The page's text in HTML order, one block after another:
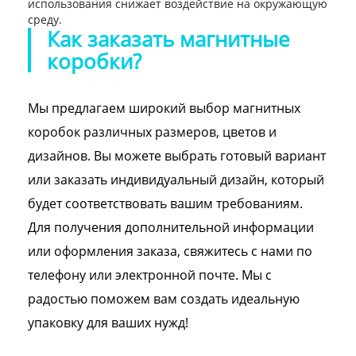
использования снижает воздействие на окружающую
среду.
Как заказать магнитные
коробки?
Мы предлагаем широкий выбор магнитных
коробок различных размеров, цветов и
дизайнов. Вы можете выбрать готовый вариант
или заказать индивидуальный дизайн, который
будет соответствовать вашим требованиям.
Для получения дополнительной информации
или оформления заказа, свяжитесь с нами по
телефону или электронной почте. Мы с
радостью поможем вам создать идеальную
упаковку для ваших нужд!